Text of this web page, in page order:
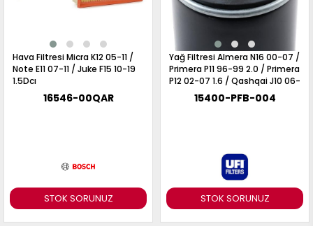
STOK SORUNUZ
Hava Filtresi Micra K12 05-11 /
Note E11 07-11 / Juke F15 10-19
1.5Dcı
16546-00QAR
STOK SORUNUZ
Yağ Filtresi Almera N16 00-07 /
Primera P11 96-99 2.0 / Primera
P12 02-07 1.6 / Qashqai J10 06-
13 1.6 / Juke F15 10-19 1.6 /
Benzinli Motorlar
15400-PFB-004